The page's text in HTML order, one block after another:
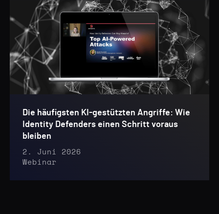
Die häufigsten KI-gestützten Angriffe: Wie
Identity Defenders einen Schritt voraus
bleiben
2. Juni 2026
Webinar